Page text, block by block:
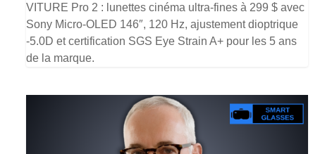
VITURE Pro 2 : lunettes cinéma ultra-fines à 299 $ avec
Sony Micro-OLED 146″, 120 Hz, ajustement dioptrique
-5.0D et certification SGS Eye Strain A+ pour les 5 ans
de la marque.